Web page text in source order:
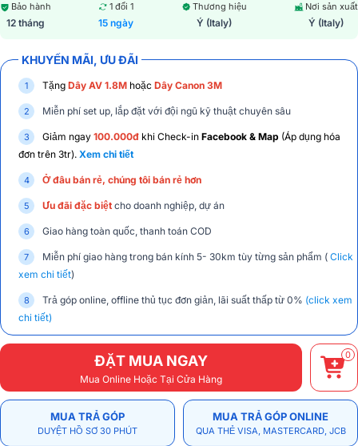
Bảo hành
12 tháng
1 đổi 1
15 ngày
Thương hiệu
Ý (Italy)
Nơi sản xuất
Ý (Italy)
KHUYẾN MÃI, ƯU ĐÃI
Tặng Dây AV 1.8M hoặc Dây Canon 3M
Miễn phí set up, lắp đặt với đội ngũ kỹ thuật chuyên sâu
Giảm ngay 100.000đ khi Check-in Facebook & Map (Áp dụng hóa
đơn trên 3tr). Xem chi tiết
Ở đâu bán rẻ, chúng tôi bán rẻ hơn
Ưu đãi đặc biệt cho doanh nghiệp, dự án
Giao hàng toàn quốc, thanh toán COD
Miễn phí giao hàng trong bán kính 5- 30km tùy từng sản phẩm ( Click
xem chi tiết)
Trả góp online, offline thủ tục đơn giản, lãi suất thấp từ 0% (click xem
chi tiết)
ĐẶT MUA NGAY
Mua Online Hoặc Tại Cửa Hàng
0
MUA TRẢ GÓP
DUYỆT HỒ SƠ 30 PHÚT
MUA TRẢ GÓP ONLINE
QUA THẺ VISA, MASTERCARD, JCB